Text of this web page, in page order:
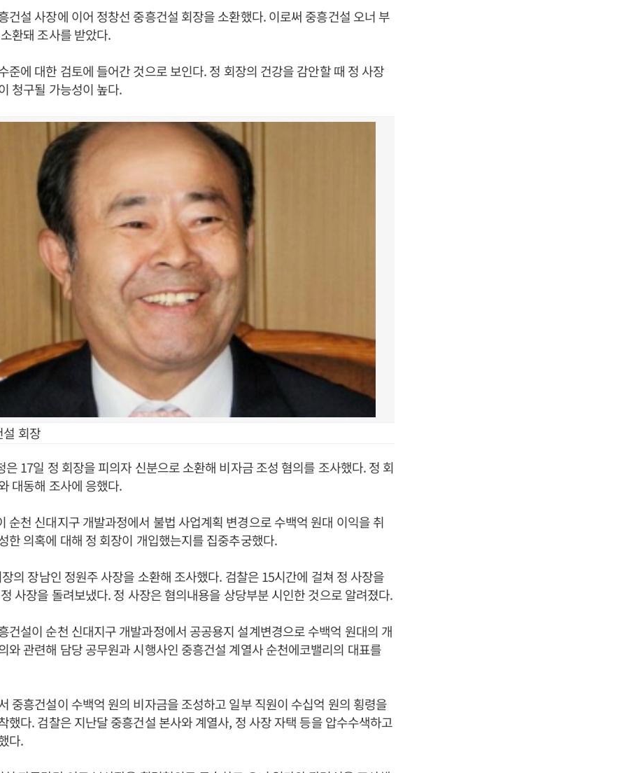
건설 사장에 이어 정창선 중흥건설 회장을 소환했다. 이로써 중흥건설 오너 부
환돼 조사를 받았다.
준에 대한 검토에 들어간 것으로 보인다. 정 회장의 건강을 감안할 때 정 사장
청구될 가능성이 높다.
회장
은 17일 정 회장을 피의자 신분으로 소환해 비자금 조성 혐의를 조사했다. 정 회
대동해 조사에 응했다.
순천 신대지구 개발과정에서 불법 사업계획 변경으로 수백억 원대 이익을 취
한 의혹에 대해 정 회장이 개입했는지를 집중추궁했다.
의 장남인 정원주 사장을 소환해 조사했다. 검찰은 15시간에 걸쳐 정 사장을
사장을 돌려보냈다. 정 사장은 혐의내용을 상당부분 시인한 것으로 알려졌다.
건설이 순천 신대지구 개발과정에서 공공용지 설계변경으로 수백억 원대의 개
와 관련해 담당 공무원과 시행사인 중흥건설 계열사 순천에코밸리의 대표를
중흥건설이 수백억 원의 비자금을 조성하고 일부 직원이 수십억 원의 횡령을
했다. 검찰은 지난달 중흥건설 본사와 계열사, 정 사장 자택 등을 압수수색하고
다.